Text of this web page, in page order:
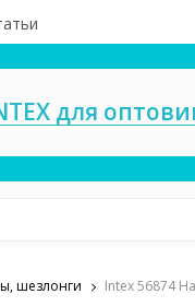
для
ремкомплекты
шезлонги Intex 56874